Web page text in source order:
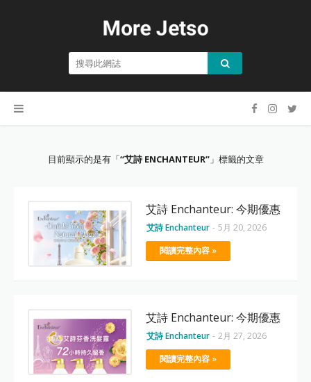
目前顯示的是有「 艾詩 ENCHANTEUR 」標籤的文章
艾詩 Enchanteur: 今期優惠
艾詩 Enchanteur - 5月 20, 2026
閱讀完整內容 »
艾詩 Enchanteur: 今期優惠
艾詩 Enchanteur - 2月 27, 2026
閱讀完整內容 »